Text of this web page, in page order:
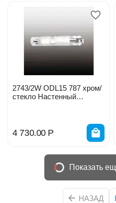
2743/2W ODL15 787 хром/
стекло Настенный
4 730.00 Р
Показать
НАЗАД